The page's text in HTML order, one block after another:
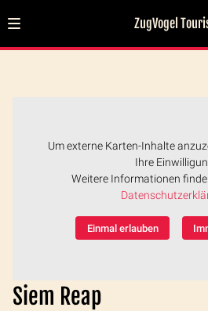
ZugVogel
Um externe Karten-Inhalte
Ihre
Weitere Informationen
Einmal erlauben
Siem Reap